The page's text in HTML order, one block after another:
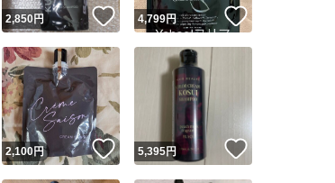
ね！
2,850円 いいね！
4,799円 いいね！
いね！
2,100円 いいね！
5,395円